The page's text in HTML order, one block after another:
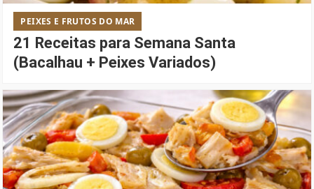
PEIXES E FRUTOS DO MAR
21 Receitas para Semana Santa
(Bacalhau + Peixes Variados)